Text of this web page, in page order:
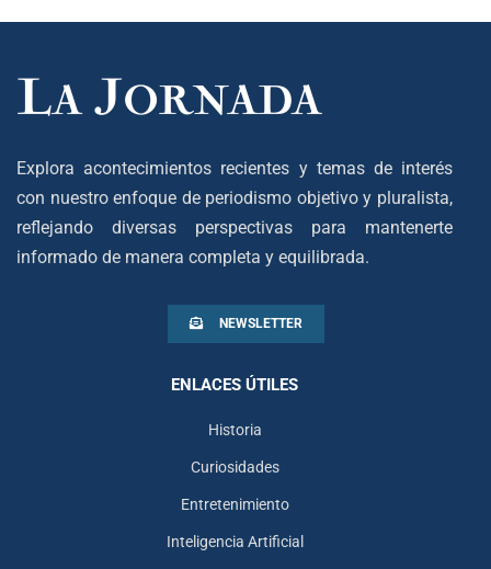
Explora acontecimientos recientes y temas de interés
con nuestro enfoque de periodismo objetivo y pluralista,
reflejando diversas perspectivas para mantenerte
informado de manera completa y equilibrada.
NEWSLETTER
ENLACES ÚTILES
Historia
Curiosidades
Entretenimiento
Inteligencia Artificial